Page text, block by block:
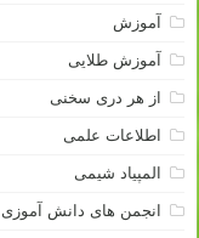
آموزش
آموزش طلایی
از هر دری سخنی
اطلاعات علمی
المپیاد شیمی
انجمن های دانش آموزی